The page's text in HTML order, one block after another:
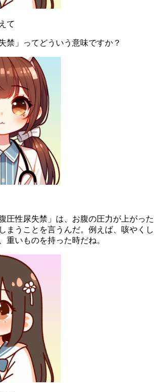
て
禁」ってどういう意味ですか？
圧性尿失禁」は、お腹の圧力が上がった
まうことを言うんだ。例えば、咳やくし
重いものを持った時だね。